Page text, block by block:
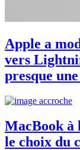
Apple a
vers
presque
MacBook à
le choix du